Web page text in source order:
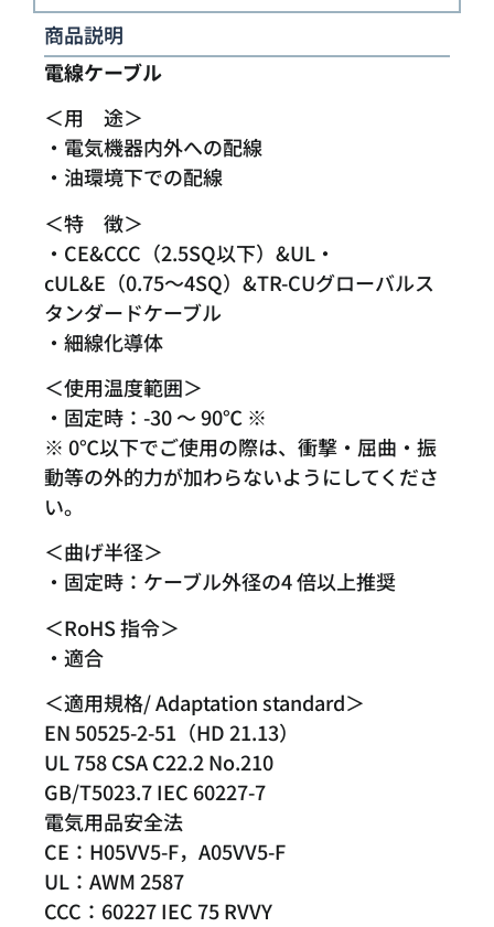
商品説明
電線ケーブル
＜用 途＞
・電気機器内外への配線
・油環境下での配線
＜特 徴＞
・CE&CCC（2.5SQ以下）&UL・
cUL&E（0.75～4SQ）&TR-CUグローバルス
タンダードケーブル
・細線化導体
＜使用温度範囲＞
・固定時：-30 ～ 90℃ ※
※ 0℃以下でご使用の際は、衝撃・屈曲・振
動等の外的力が加わらないようにしてくださ
い。
＜曲げ半径＞
・固定時：ケーブル外径の4 倍以上推奨
＜RoHS 指令＞
・適合
＜適用規格/ Adaptation standard＞
EN 50525-2-51（HD 21.13）
UL 758 CSA C22.2 No.210
GB/T5023.7 IEC 60227-7
電気用品安全法
CE：H05VV5-F，A05VV5-F
UL：AWM 2587
CCC：60227 IEC 75 RVVY